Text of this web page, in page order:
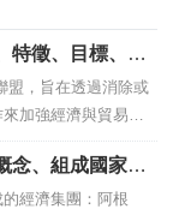
特徵、目標、起
盟，旨在透過消除或
加強經濟與貿易聯
協議的整合機制，範
益與目標的國家集
促進成員間貿易，
念、組成國家、
經濟集團：阿根